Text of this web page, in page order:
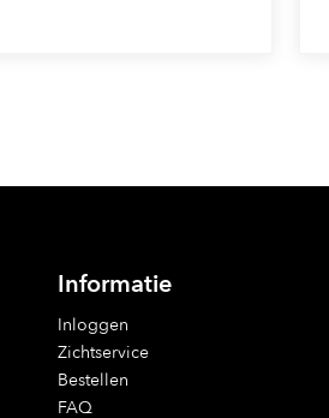
Informatie
Inloggen
Zichtservice
Bestellen
FAQ